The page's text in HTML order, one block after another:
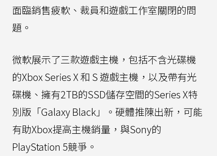
面臨銷售疲軟、裁員和遊戲工作室關閉的問
題。
微軟展示了三款遊戲主機，包括不含光碟機
的Xbox Series X 和 S 遊戲主機，以及帶有光
碟機、擁有2TB的SSD儲存空間的Series X特
別版「Galaxy Black」。硬體推陳出新，可能
有助Xbox提高主機銷量，與Sony的
PlayStation 5競爭。